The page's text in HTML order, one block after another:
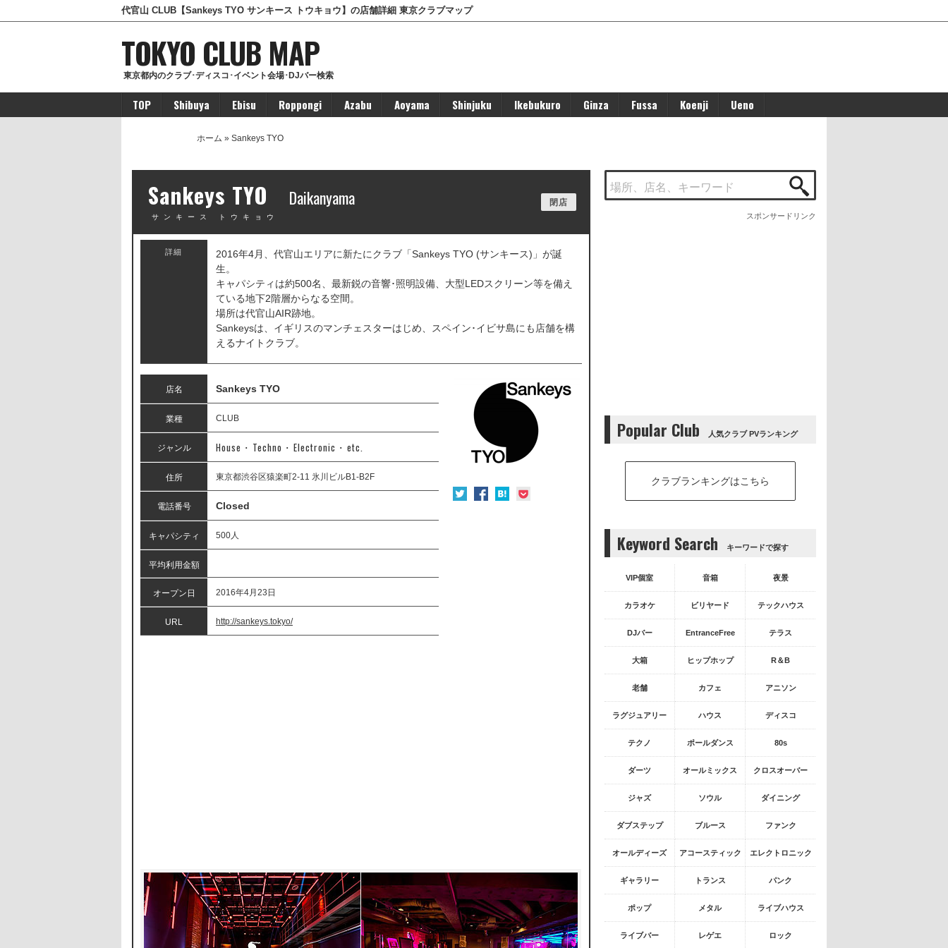
代官山 CLUB【Sankeys TYO サンキース トウキョウ】の店舗詳細 東京クラブマップ
東京都内のクラブ･ディスコ･イベント会場･DJバー検索
TOKYO CLUB MAP
TOP Shibuya Ebisu Roppongi Azabu Aoyama Shinjuku Ikebukuro Ginza Fussa Koenji
Ueno
ホーム » Sankeys TYO
Sankeys TYO Daikanyama
サンキース トウキョウ
閉店
詳細
2016年4月、代官山エリアに新たにクラブ「Sankeys TYO (サンキース)」が誕
生。
キャパシティは約500名、最新鋭の音響･照明設備、大型LEDスクリーン等を備え
ている地下2階層からなる空間。
場所は代官山AIR跡地。
Sankeysは、イギリスのマンチェスターはじめ、スペイン･イビサ島にも店舗を構
えるナイトクラブ。
店名 Sankeys TYO
業種 CLUB
ジャンル House ･ Techno ･ Electronic ･ etc.
住所 東京都渋谷区猿楽町2-11 氷川ビルB1-B2F
電話番号 Closed
キャパシティ 500人
平均利用金額
オープン日 2016年4月23日
URL http://sankeys.tokyo/
Popular Club 人気クラブ PVランキング
クラブランキングはこちら
Keyword Search キーワードで探す
VIP個室 音箱 夜景
カラオケ ビリヤード テックハウス
DJバー EntranceFree テラス
大箱 ヒップホップ R＆B
老舗 カフェ アニソン
ラグジュアリー ハウス ディスコ
テクノ ポールダンス 80s
ダーツ オールミックス クロスオーバー
ジャズ ソウル ダイニング
ダブステップ ブルース ファンク
オールディーズ アコースティック エレクトロニック
ギャラリー トランス パンク
ポップ メタル ライブハウス
ライブバー レゲエ ロック